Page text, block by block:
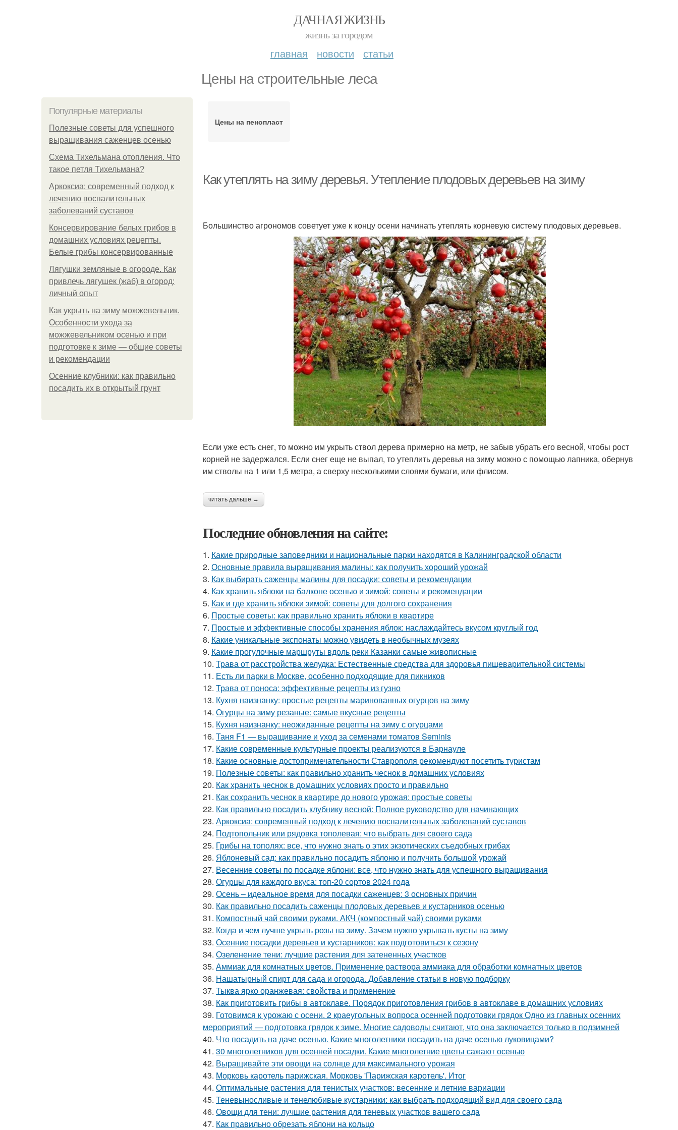
ДАЧНАЯ ЖИЗНЬ
жизнь за городом
главная новости статьи
Цены на строительные леса
Популярные материалы
Полезные советы для успешного
выращивания саженцев осенью
Схема Тихельмана отопления. Что
такое петля Тихельмана?
Аркоксиа: современный подход к
лечению воспалительных
заболеваний суставов
Консервирование белых грибов в
домашних условиях рецепты.
Белые грибы консервированные
Лягушки земляные в огороде. Как
привлечь лягушек (жаб) в огород:
личный опыт
Как укрыть на зиму можжевельник.
Особенности ухода за
можжевельником осенью и при
подготовке к зиме — общие советы
и рекомендации
Осенние клубники: как правильно
посадить их в открытый грунт
Цены на пенопласт
Как утеплять на зиму деревья. Утепление плодовых деревьев на зиму
Большинство агрономов советует уже к концу осени начинать утеплять корневую систему плодовых деревьев.
Если уже есть снег, то можно им укрыть ствол дерева примерно на метр, не забыв убрать его весной, чтобы рост
корней не задержался. Если снег еще не выпал, то утеплить деревья на зиму можно с помощью лапника, обернув
им стволы на 1 или 1,5 метра, а сверху несколькими слоями бумаги, или флисом.
читать дальше →
Последние обновления на сайте:
1. Какие природные заповедники и национальные парки находятся в Калининградской области
2. Основные правила выращивания малины: как получить хороший урожай
3. Как выбирать саженцы малины для посадки: советы и рекомендации
4. Как хранить яблоки на балконе осенью и зимой: советы и рекомендации
5. Как и где хранить яблоки зимой: советы для долгого сохранения
6. Простые советы: как правильно хранить яблоки в квартире
7. Простые и эффективные способы хранения яблок: наслаждайтесь вкусом круглый год
8. Какие уникальные экспонаты можно увидеть в необычных музеях
9. Какие прогулочные маршруты вдоль реки Казанки самые живописные
10. Трава от расстройства желудка: Естественные средства для здоровья пищеварительной системы
11. Есть ли парки в Москве, особенно подходящие для пикников
12. Трава от поноса: эффективные рецепты из гузно
13. Кухня наизнанку: простые рецепты маринованных огурцов на зиму
14. Огурцы на зиму резаные: самые вкусные рецепты
15. Кухня наизнанку: неожиданные рецепты на зиму с огурцами
16. Таня F1 — выращивание и уход за семенами томатов Seminis
17. Какие современные культурные проекты реализуются в Барнауле
18. Какие основные достопримечательности Ставрополя рекомендуют посетить туристам
19. Полезные советы: как правильно хранить чеснок в домашних условиях
20. Как хранить чеснок в домашних условиях просто и правильно
21. Как сохранить чеснок в квартире до нового урожая: простые советы
22. Как правильно посадить клубнику весной: Полное руководство для начинающих
23. Аркоксиа: современный подход к лечению воспалительных заболеваний суставов
24. Подтопольник или рядовка тополевая: что выбрать для своего сада
25. Грибы на тополях: все, что нужно знать о этих экзотических съедобных грибах
26. Яблоневый сад: как правильно посадить яблоню и получить большой урожай
27. Весенние советы по посадке яблони: все, что нужно знать для успешного выращивания
28. Огурцы для каждого вкуса: топ-20 сортов 2024 года
29. Осень – идеальное время для посадки саженцев: 3 основных причин
30. Как правильно посадить саженцы плодовых деревьев и кустарников осенью
31. Компостный чай своими руками. АКЧ (компостный чай) своими руками
32. Когда и чем лучше укрыть розы на зиму. Зачем нужно укрывать кусты на зиму
33. Осенние посадки деревьев и кустарников: как подготовиться к сезону
34. Озеленение тени: лучшие растения для затененных участков
35. Аммиак для комнатных цветов. Применение раствора аммиака для обработки комнатных цветов
36. Нашатырный спирт для сада и огорода. Добавление статьи в новую подборку
37. Тыква ярко оранжевая: свойства и применение
38. Как приготовить грибы в автоклаве. Порядок приготовления грибов в автоклаве в домашних условиях
39. Готовимся к урожаю с осени. 2 краеугольных вопроса осенней подготовки грядок Одно из главных осенних
мероприятий — подготовка грядок к зиме. Многие садоводы считают, что она заключается только в подзимней
40. Что посадить на даче осенью. Какие многолетники посадить на даче осенью луковицами?
41. 30 многолетников для осенней посадки. Какие многолетние цветы сажают осенью
42. Выращивайте эти овощи на солнце для максимального урожая
43. Морковь каротель парижская. Морковь 'Парижская каротель'. Итог
44. Оптимальные растения для тенистых участков: весенние и летние вариации
45. Теневыносливые и тенелюбивые кустарники: как выбрать подходящий вид для своего сада
46. Овощи для тени: лучшие растения для теневых участков вашего сада
47. Как правильно обрезать яблони на кольцо